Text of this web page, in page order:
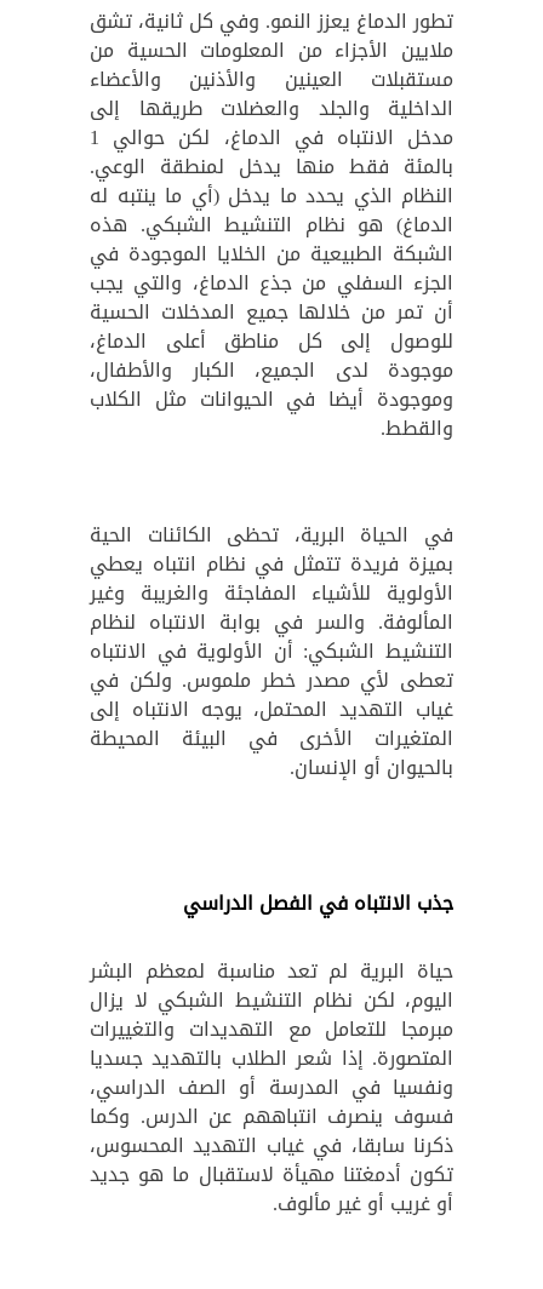
تطور الدماغ يعزز النمو. وفي كل ثانية، تشق
ملايين الأجزاء من المعلومات الحسية من
مستقبلات العينين والأذنين والأعضاء
الداخلية والجلد والعضلات طريقها إلى
مدخل الانتباه في الدماغ، لكن حوالي 1
بالمئة فقط منها يدخل لمنطقة الوعي.
النظام الذي يحدد ما يدخل (أي ما ينتبه له
الدماغ) هو نظام التنشيط الشبكي. هذه
الشبكة الطبيعية من الخلايا الموجودة في
الجزء السفلي من جذع الدماغ، والتي يجب
أن تمر من خلالها جميع المدخلات الحسية
للوصول إلى كل مناطق أعلى الدماغ،
موجودة لدى الجميع، الكبار والأطفال،
وموجودة أيضا في الحيوانات مثل الكلاب
والقطط.
في الحياة البرية، تحظى الكائنات الحية
بميزة فريدة تتمثل في نظام انتباه يعطي
الأولوية للأشياء المفاجئة والغريبة وغير
المألوفة. والسر في بوابة الانتباه لنظام
التنشيط الشبكي: أن الأولوية في الانتباه
تعطى لأي مصدر خطر ملموس. ولكن في
غياب التهديد المحتمل، يوجه الانتباه إلى
المتغيرات الأخرى في البيئة المحيطة
بالحيوان أو الإنسان.
جذب الانتباه في الفصل الدراسي
حياة البرية لم تعد مناسبة لمعظم البشر
اليوم، لكن نظام التنشيط الشبكي لا يزال
مبرمجا للتعامل مع التهديدات والتغييرات
المتصورة. إذا شعر الطلاب بالتهديد جسديا
ونفسيا في المدرسة أو الصف الدراسي،
فسوف ينصرف انتباههم عن الدرس. وكما
ذكرنا سابقا، في غياب التهديد المحسوس،
تكون أدمغتنا مهيأة لاستقبال ما هو جديد
أو غريب أو غير مألوف.